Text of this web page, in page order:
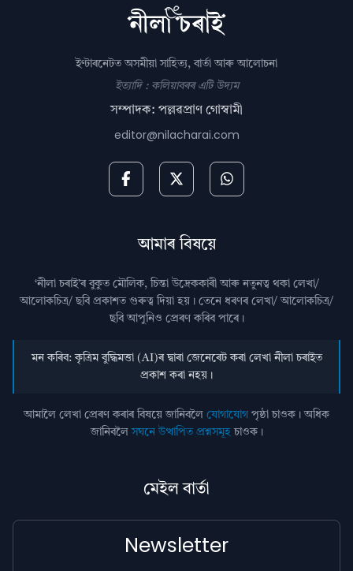
ইণ্টাৰনেটত অসমীয়া সাহিত্য, বাৰ্তা আৰু আলোচনা
ইত্যাদি : কলিয়াবৰৰ এটি উদ্যম
সম্পাদক: পল্লৱপ্ৰাণ গোস্বামী
editor@nilacharai.com
আমাৰ বিষয়ে
‘নীলা চৰাই’ৰ বুকুত মৌলিক, চিন্তা উদ্রেককাৰী আৰু নতুনত্ব থকা লেখা/
আলোকচিত্ৰ/ ছবি প্রকাশত গুৰুত্ব দিয়া হয়। তেনে ধৰণৰ লেখা/ আলোকচিত্ৰ/
ছবি আপুনিও প্রেৰণ কৰিব পাৰে।
মন কৰিব: কৃত্ৰিম বুদ্ধিমত্তা (AI)ৰ দ্বাৰা জেনেৰেট কৰা লেখা নীলা চৰাইত
প্ৰকাশ কৰা নহয়।
আমালৈ লেখা প্ৰেৰণ কৰাৰ বিষয়ে জানিবলৈ যোগাযোগ পৃষ্ঠা চাওক। অধিক
জানিবলৈসঘনে উত্থাপিত প্ৰশ্নসমূহচাওক।
মেইল বাৰ্তা
Newsletter